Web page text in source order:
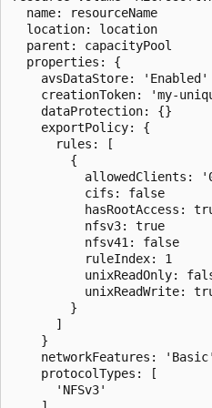
  name: resourceName
  location: location
  parent: capacityPool
  properties: {
    avsDataStore: 'Enabled'
creationToken: 'my-
    dataProtection: {}
    exportPolicy: {
      rules: [
        {
allowedClients:
          cifs: false
hasRootAccess:
          nfsv3: true
          nfsv41: false
          ruleIndex: 1
unixReadOnly:
unixReadWrite:
        }
      ]
    }
    networkFeatures: 'Basic'
    protocolTypes: [
      'NFSv3'